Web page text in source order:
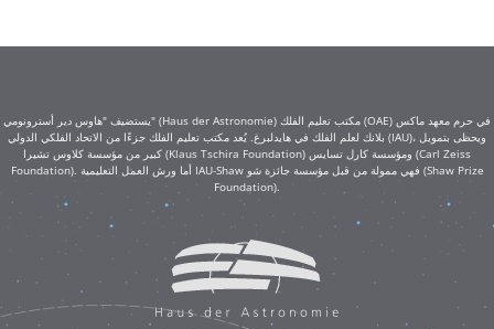
يستضيف "هاوس دير أسترونومي" (Haus der Astronomie) مكتب تعليم الفلك (OAE) في حرم معهد ماكس
بلانك لعلم الفلك في هايدلبرغ. يُعد مكتب تعليم الفلك جزءًا من الاتحاد الفلكي الدولي (IAU)، ويحظى بتمويل
كبير من مؤسسة كلاوس تشيرا (Klaus Tschira Foundation) ومؤسسة كارل تسايس (Carl Zeiss
Foundation). أما ورش العمل التعليمية IAU-Shaw فهي ممولة من قبل مؤسسة جائزة شو (Shaw Prize
Foundation).